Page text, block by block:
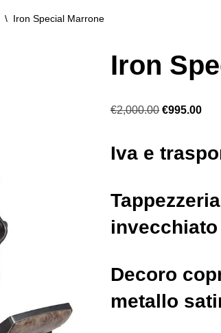
\ Iron Special Marrone
Iron
€2,000.00 €995.00
Iva e
Decoro
metallo